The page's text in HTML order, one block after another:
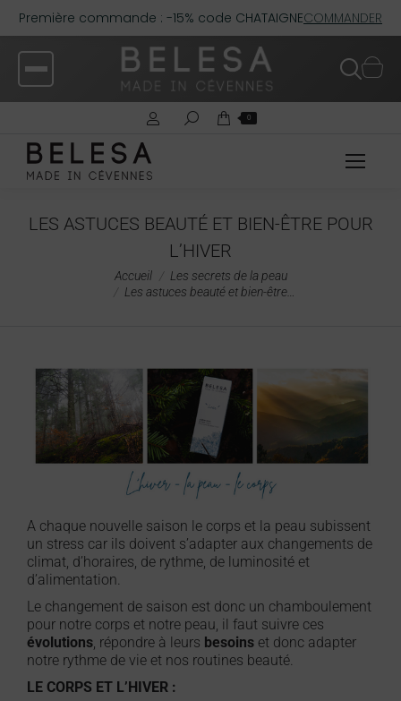
Première commande : -15% code CHATAIGNECOMMANDER
0
LES ASTUCES BEAUTÉ ET BIEN-ÊTRE POUR
L’HIVER
Accueil
Les secrets de la peau
Les astuces beauté et bien-être…
A chaque nouvelle saison le corps et la peau subissent
un stress car ils doivent s’adapter aux changements de
climat, d’horaires, de rythme, de luminosité et
d’alimentation.
Le changement de saison est donc un chamboulement
pour notre corps et notre peau, il faut suivre ces
évolutions, répondre à leurs besoins et donc adapter
notre rythme de vie et nos routines beauté.
LE CORPS ET L’HIVER :